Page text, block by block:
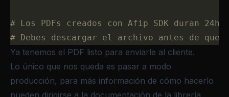
# Los PDFs creados con Afip SDK duran
# Debes descargar el archivo antes de que
Ya tenemos el PDF listo para enviarle al cliente.
Lo único que nos queda es pasar a modo
producción, para más información de cómo hacerlo
pueden dirigirse a la documentación de la librería